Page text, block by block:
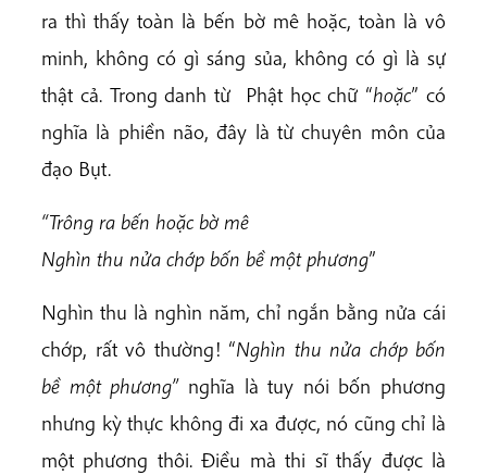
ra thì thấy toàn là bến bờ mê hoặc, toàn là vô
minh, không có gì sáng sủa, không có gì là sự
thật cả. Trong danh từ Phật học chữ “hoặc” có
nghĩa là phiền não, đây là từ chuyên môn của
đạo Bụt.
“Trông ra bến hoặc bờ mê
Nghìn thu nửa chớp bốn bề một phương”
Nghìn thu là nghìn năm, chỉ ngắn bằng nửa cái
chớp, rất vô thường! “Nghìn thu nửa chớp bốn
bề một phương”nghĩa là tuy nói bốn phương
nhưng kỳ thực không đi xa được, nó cũng chỉ là
một phương thôi. Điều mà thi sĩ thấy được là